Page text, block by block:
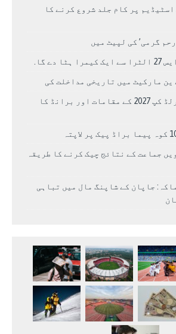
پر کام جلد شروع کرنے کا
گرمی’ کی لپیٹ میں
دے گا.
ین مارکیٹ میں تاریخی مداخلت کی
مردوں کے کرکٹ ورلڈ کپ 2027 کے مقامات اور برانڈ کا
جماعت کے نتائج چیک کرنے کا طریقہ
جاپان کے شاپنگ مال میں تباہی